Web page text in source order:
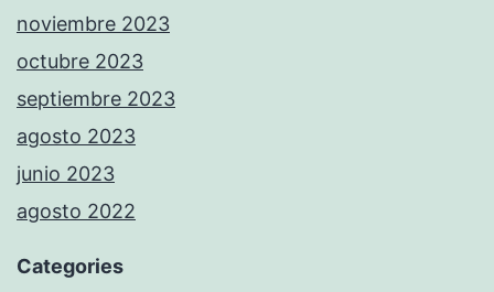
noviembre 2023
octubre 2023
septiembre 2023
agosto 2023
junio 2023
agosto 2022
Categories